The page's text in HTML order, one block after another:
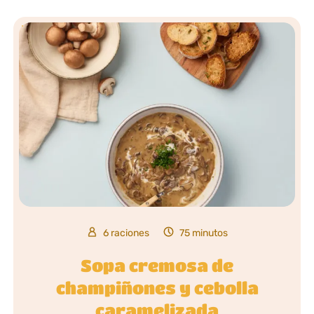
6 raciones 75 minutos
Sopa cremosa de
champiñones y cebolla
caramelizada